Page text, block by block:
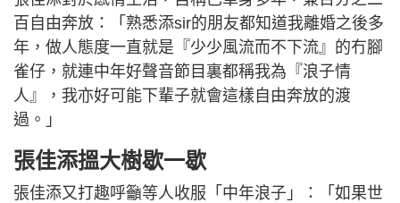
百自由奔放：「熟悉添sir的朋友都知道我離婚之後多
年，做人態度一直就是『少少風流而不下流』的冇腳
雀仔，就連中年好聲音節目裏都稱我為『浪子情
人』，我亦好可能下輩子就會這樣自由奔放的渡
過。」
張佳添搵大樹歇一歇
張佳添又打趣呼籲等人收服「中年浪子」：「如果世